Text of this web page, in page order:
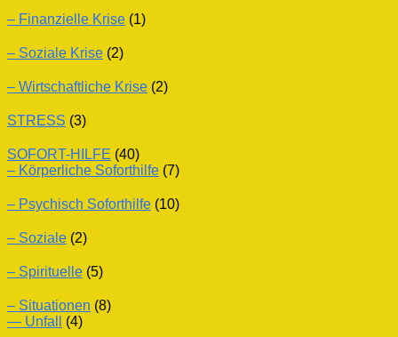
– Finanzielle Krise (1)
– Soziale Krise (2)
– Wirtschaftliche Krise (2)
STRESS (3)
SOFORT-HILFE (40)
– Körperliche Soforthilfe (7)
– Psychisch Soforthilfe (10)
– Soziale (2)
– Spirituelle (5)
– Situationen (8)
— Unfall
(4)